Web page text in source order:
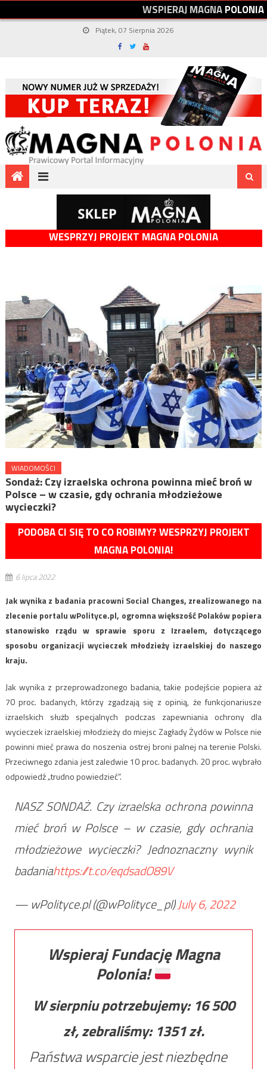
WSPIERAJMAGNAPOLONIA
Piątek, 07 Sierpnia 2026
WESPRZYJ PROJEKT MAGNA POLONIA
WIADOMOŚCI
Sondaż: Czy izraelska ochrona powinna mieć broń w
Polsce – w czasie, gdy ochrania młodzieżowe
wycieczki?
PODOBA CI SIĘ TO CO ROBIMY? WESPRZYJ PROJEKT
MAGNA POLONIA!
6 lipca 2022
Jak wynika z badania pracowni Social Changes, zrealizowanego na
zlecenie portalu wPolityce.pl, ogromna większość Polaków popiera
stanowisko rządu w sprawie sporu z Izraelem, dotyczącego
sposobu organizacji wycieczek młodzieży izraelskiej do naszego
kraju.
Jak wynika z przeprowadzonego badania, takie podejście popiera aż
70 proc. badanych, którzy zgadzają się z opinią, że funkcjonariusze
izraelskich służb specjalnych podczas zapewniania ochrony dla
wycieczek izraelskiej młodzieży do miejsc Zagłady Żydów w Polsce nie
powinni mieć prawa do noszenia ostrej broni palnej na terenie Polski.
Przeciwnego zdania jest zaledwie 10 proc. badanych. 20 proc. wybrało
odpowiedź „trudno powiedzieć”.
NASZ SONDAŻ. Czy izraelska ochrona powinna
mieć broń w Polsce – w czasie, gdy ochrania
młodzieżowe wycieczki? Jednoznaczny wynik
badaniahttps://t.co/eqdsadO89V
— wPolityce.pl (@wPolityce_pl)July 6, 2022
Wspieraj Fundację Magna
Polonia!
W sierpniu potrzebujemy: 16 500
zł, zebraliśmy: 1351zł.
Państwa wsparcie jest niezbędne